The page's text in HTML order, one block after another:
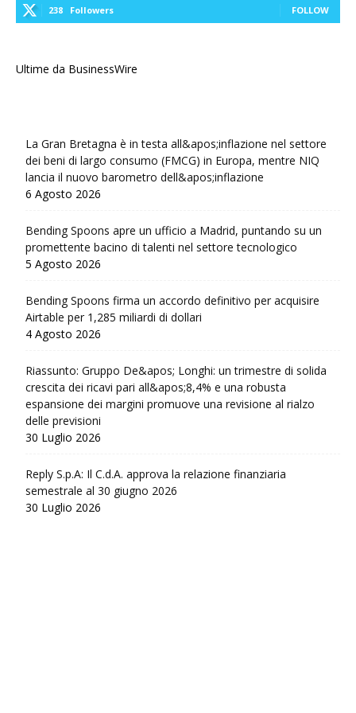
238 Followers FOLLOW
Ultime da BusinessWire
La Gran Bretagna è in testa all&apos;inflazione nel settore
dei beni di largo consumo (FMCG) in Europa, mentre NIQ
lancia il nuovo barometro dell&apos;inflazione
6 Agosto 2026
Bending Spoons apre un ufficio a Madrid, puntando su un
promettente bacino di talenti nel settore tecnologico
5 Agosto 2026
Bending Spoons firma un accordo definitivo per acquisire
Airtable per 1,285 miliardi di dollari
4 Agosto 2026
Riassunto: Gruppo De&apos; Longhi: un trimestre di solida
crescita dei ricavi pari all&apos;8,4% e una robusta
espansione dei margini promuove una revisione al rialzo
delle previsioni
30 Luglio 2026
Reply S.p.A: Il C.d.A. approva la relazione finanziaria
semestrale al 30 giugno 2026
30 Luglio 2026